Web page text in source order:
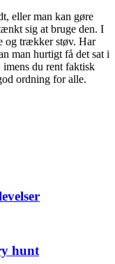
eller man kan gøre
sig at bruge den. I
og trækker støv. Har
man hurtigt få det sat i
imens du rent faktisk
ordning for alle.
hunt